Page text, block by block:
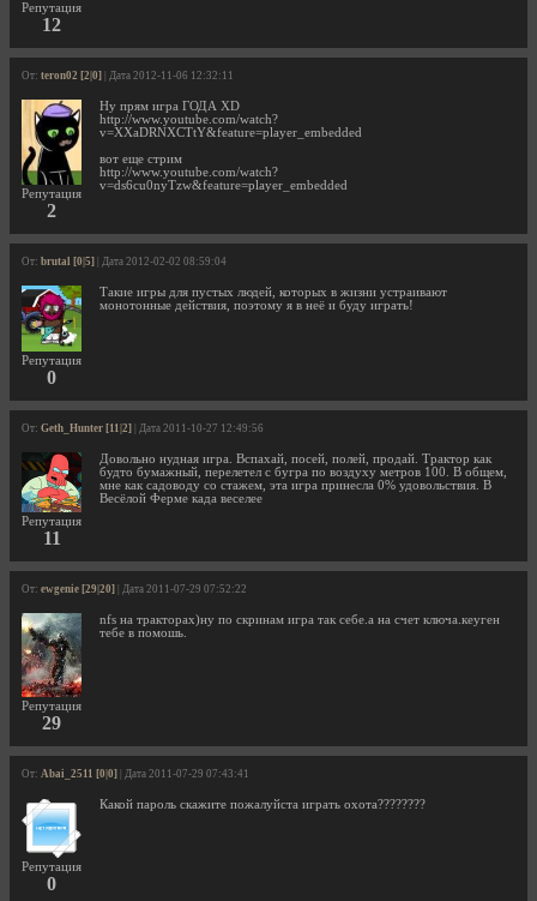
Репутация
12
От: teron02 [2|0] | Дата 2012-11-06 12:32:11
Репутация
2
Ну прям игра ГОДА XD
http://www.youtube.com/watch?
v=XXaDRNXCTtY&feature=player_embedded
вот еще стрим
http://www.youtube.com/watch?
v=ds6cu0nyTzw&feature=player_embedded
От: brutal [0|5] | Дата 2012-02-02 08:59:04
Репутация
0
Такие игры для пустых людей, которых в жизни устраивают
монотонные действия, поэтому я в неё и буду играть!
От: Geth_Hunter [11|2] | Дата 2011-10-27 12:49:56
Репутация
11
Довольно нудная игра. Вспахай, посей, полей, продай. Трактор как
будто бумажный, перелетел с бугра по воздуху метров 100. В общем,
мне как садоводу со стажем, эта игра принесла 0% удовольствия. В
Весёлой Ферме када веселее
От: ewgenie [29|20] | Дата 2011-07-29 07:52:22
Репутация
29
nfs на тракторах)ну по скринам игра так себе.а на счет ключа.кеуген
тебе в помошь.
От: Abai_2511 [0|0] | Дата 2011-07-29 07:43:41
Репутация
0
Какой пароль скажите пожалуйста играть охота????????